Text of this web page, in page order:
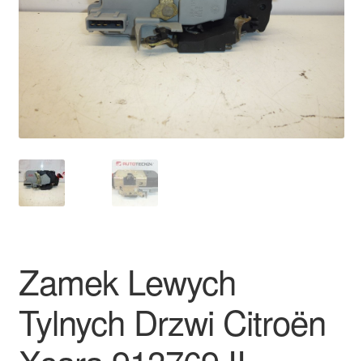
Płatności
Polityka prywatności
Procedura reklamacyjna
Skarga
Zasady i warunki
Zamek Lewych
Tylnych Drzwi Citroën